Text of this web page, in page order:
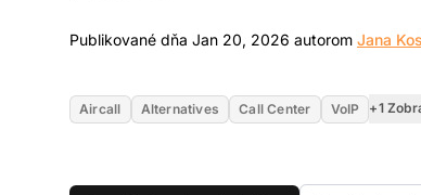
Publikované dňa Jan 20, 2026 autorom Jana
Aircall Alternatives Call Center VoIP +1